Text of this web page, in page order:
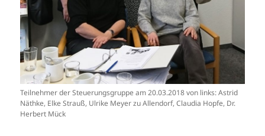
Teilnehmer der Steuerungsgruppe am 20.03.2018 von links: Astrid
Näthke, Elke Strauß, Ulrike Meyer zu Allendorf, Claudia Hopfe, Dr.
Herbert Mück